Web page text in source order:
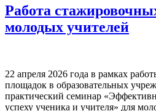
Работа
молодых учителей
22 апреля 2026 года в рамках
площадок в образовательных
практический семинар
успеху ученика и учителя» для